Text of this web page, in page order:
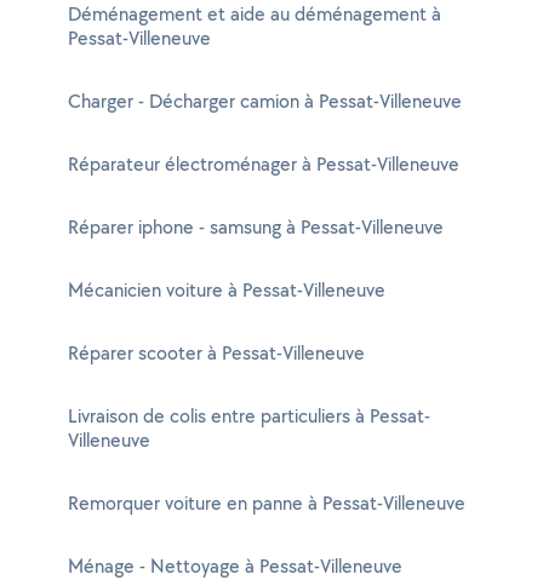
Déménagement et aide au déménagement à
Pessat-Villeneuve
Charger - Décharger camion à Pessat-Villeneuve
Réparateur électroménager à Pessat-Villeneuve
Réparer iphone - samsung à Pessat-Villeneuve
Mécanicien voiture à Pessat-Villeneuve
Réparer scooter à Pessat-Villeneuve
Livraison de colis entre particuliers à Pessat-
Villeneuve
Remorquer voiture en panne à Pessat-Villeneuve
Ménage - Nettoyage à Pessat-Villeneuve